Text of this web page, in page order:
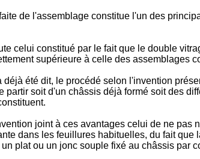
de l'assemblage constitue l'un des
celui constitué par le fait que le double
supérieure à celle des assemblages
déjà été dit, le procédé selon l'invention
partir soit d'un châssis déjà formé soit des
joint à ces avantages celui de ne
dans les feuillures habituelles, du fait
plat ou un jonc souple fixé au châssis par